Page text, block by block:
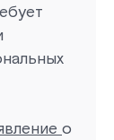
о